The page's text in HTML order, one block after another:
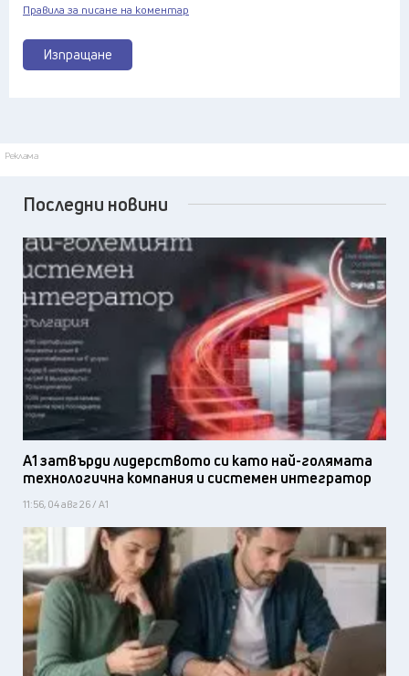
Изпращане
Правила за писане на коментар
Реклама
Последни новини
А1 затвърди лидерството си като най-голямата
технологична компания и системен интегратор
11:56, 04 авг 26 / А1